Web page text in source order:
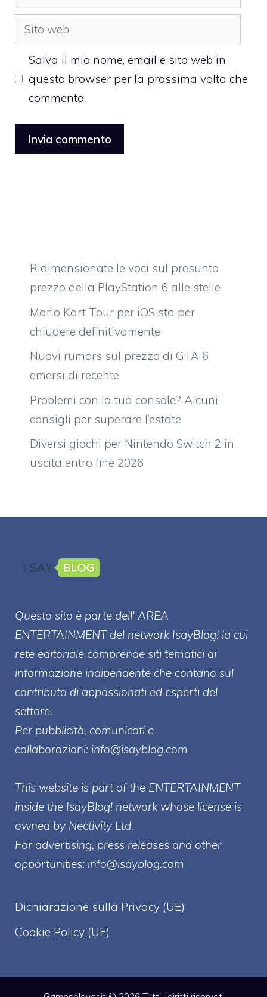
Sito
web
Salva il mio nome, email e sito web in
questo browser per la prossima volta che
commento.
Ridimensionate le voci sul presunto
prezzo della PlayStation 6 alle stelle
Mario Kart Tour per iOS sta per
chiudere definitivamente
Nuovi rumors sul prezzo di GTA 6
emersi di recente
Problemi con la tua console? Alcuni
consigli per superare l’estate
Diversi giochi per Nintendo Switch 2 in
uscita entro fine 2026
Questo sito è parte dell' AREA
ENTERTAINMENT del network IsayBlog! la cui
rete editoriale comprende siti tematici di
informazione indipendente che contano sul
contributo di appassionati ed esperti del
settore.
Per pubblicità, comunicati e
collaborazioni: info@isayblog.com
This website is part of the ENTERTAINMENT
inside the IsayBlog! network whose license is
owned by Nectivity Ltd.
For advertising, press releases and other
opportunities: info@isayblog.com
Dichiarazione sulla Privacy (UE)
Cookie Policy (UE)